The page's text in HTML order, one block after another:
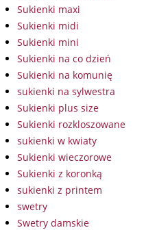
Sukienki maxi
Sukienki midi
Sukienki mini
Sukienki na co dzień
Sukienki na komunię
sukienki na sylwestra
Sukienki plus size
Sukienki rozkloszowane
sukienki w kwiaty
Sukienki wieczorowe
Sukienki z koronką
sukienki z printem
swetry
Swetry damskie